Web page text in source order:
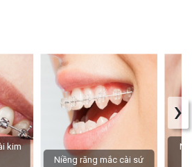
kim
Niềng răng mắc cài sứ
›